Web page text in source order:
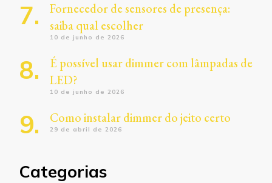
Fornecedor de sensores de presença:
saiba qual escolher
10 de junho de 2026
É possível usar dimmer com lâmpadas de
LED?
10 de junho de 2026
Como instalar dimmer do jeito certo
29 de abril de 2026
Categorias